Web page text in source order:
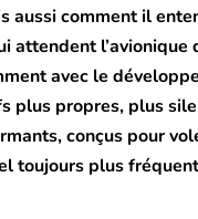
aussi comment il
attendent l’avionique
avec le
plus propres, plus
conçus pour
toujours plus